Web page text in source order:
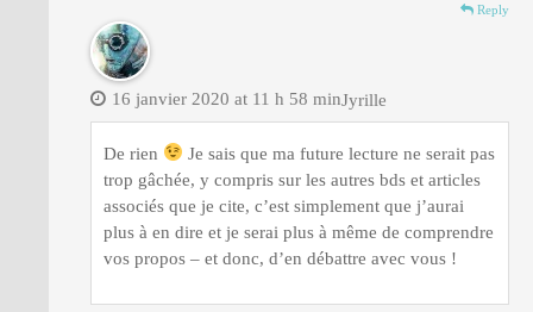
Reply
Jyrille
16 janvier 2020 at 11 h 58 min
De rien
Je sais que ma future lecture ne serait pas
trop gâchée, y compris sur les autres bds et articles
associés que je cite, c’est simplement que j’aurai
plus à en dire et je serai plus à même de comprendre
vos propos – et donc, d’en débattre avec vous !